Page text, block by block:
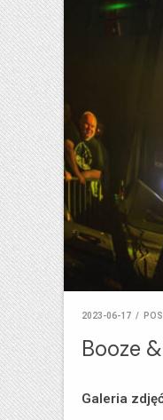
2023-06-17 /
Booze
Galeria